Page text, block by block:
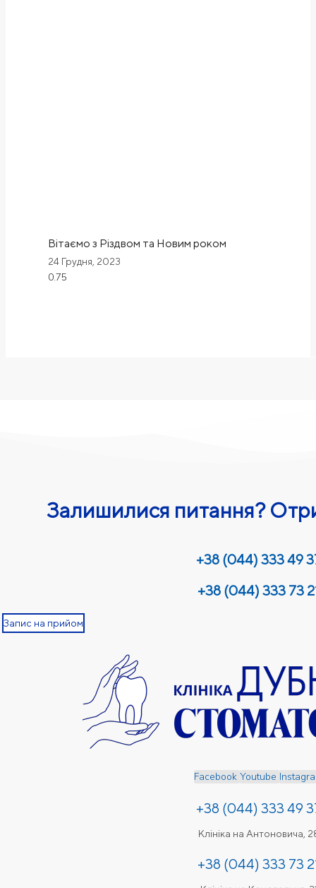
Вітаємо з Різдвом та Новим роком
24 Грудня, 2023
Залишилися питання?
+38 (044) 333 49
+38 (044) 333 73
Запис на прийом
Facebook Youtube
+38 (044) 333 49
Клініка на Антоновича,
+38 (044) 333 73